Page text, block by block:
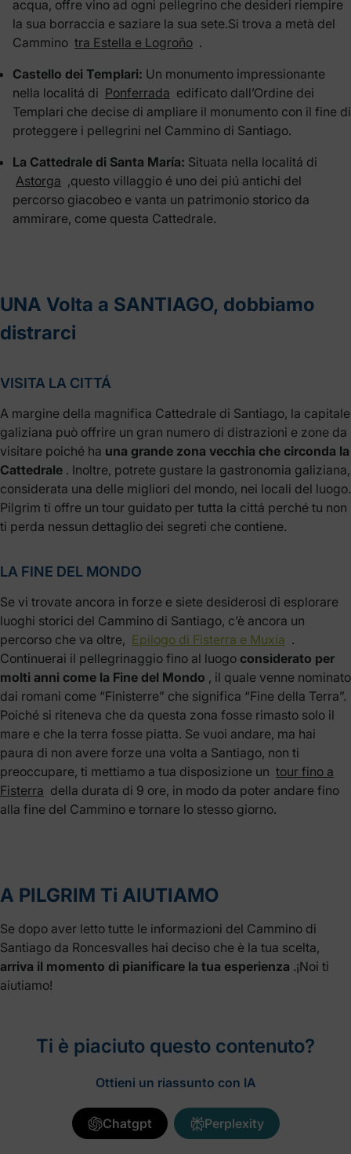
acqua, offre vino ad ogni pellegrino che desideri riempire
la sua borraccia e saziare la sua sete.Si trova a metà del
Cammino tra Estella e Logroño .
Castello dei Templari: Un monumento impressionante
nella localitá di Ponferrada edificato dall’Ordine dei
Templari che decise di ampliare il monumento con il fine di
proteggere i pellegrini nel Cammino di Santiago.
La Cattedrale di Santa María: Situata nella localitá di
Astorga ,questo villaggio é uno dei piú antichi del
percorso giacobeo e vanta un patrimonio storico da
ammirare, come questa Cattedrale.
UNA Volta a SANTIAGO, dobbiamo
distrarci
VISITA LA CITTÁ
A margine della magnifica Cattedrale di Santiago, la capitale
galiziana può offrire un gran numero di distrazioni e zone da
visitare poiché ha una grande zona vecchia che circonda la
Cattedrale . Inoltre, potrete gustare la gastronomia galiziana,
considerata una delle migliori del mondo, nei locali del luogo.
Pilgrim ti offre un tour guidato per tutta la cittá perché tu non
ti perda nessun dettaglio dei segreti che contiene.
LA FINE DEL MONDO
Se vi trovate ancora in forze e siete desiderosi di esplorare
luoghi storici del Cammino di Santiago, c’è ancora un
percorso che va oltre, Epilogo di Fisterra e Muxía .
Continuerai il pellegrinaggio fino al luogo considerato per
molti anni come la Fine del Mondo , il quale venne nominato
dai romani come “Finisterre” che significa “Fine della Terra”.
Poiché si riteneva che da questa zona fosse rimasto solo il
mare e che la terra fosse piatta. Se vuoi andare, ma hai
paura di non avere forze una volta a Santiago, non ti
preoccupare, ti mettiamo a tua disposizione un tour fino a
Fisterra della durata di 9 ore, in modo da poter andare fino
alla fine del Cammino e tornare lo stesso giorno.
A PILGRIM Ti AIUTIAMO
Se dopo aver letto tutte le informazioni del Cammino di
Santiago da Roncesvalles hai deciso che è la tua scelta,
arriva il momento di pianificare la tua esperienza .¡Noi ti
aiutiamo!
Ti è piaciuto questo contenuto?
Ottieni un riassunto con IA
Chatgpt Perplexity